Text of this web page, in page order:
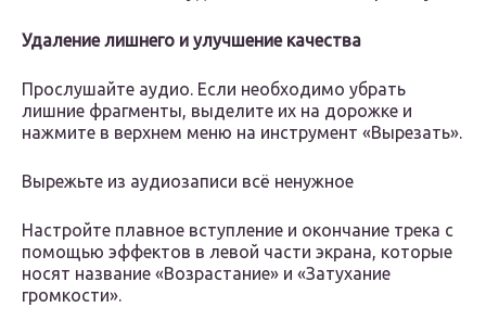
Удаление лишнего и улучшение качества
Прослушайте аудио. Если необходимо убрать
лишние фрагменты, выделите их на дорожке и
нажмите в верхнем меню на инструмент «Вырезать».
Вырежьте из аудиозаписи всё ненужное
Настройте плавное вступление и окончание трека с
помощью эффектов в левой части экрана, которые
носят название «Возрастание» и «Затухание
громкости».